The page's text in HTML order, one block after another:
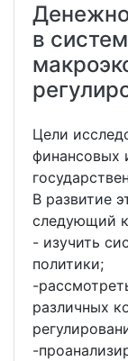
в
Цели
финансовых
В развитие
следующий
- изучить
политики;
-
различных
-